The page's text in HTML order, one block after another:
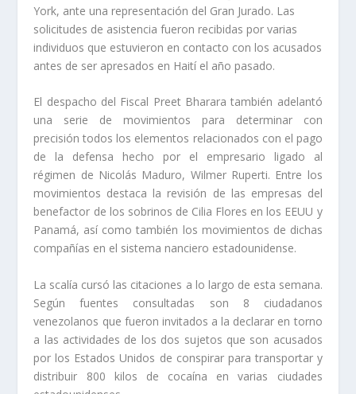
York, ante una representación del Gran Jurado. Las
solicitudes de asistencia fueron recibidas por varias
individuos que estuvieron en contacto con los acusados
antes de ser apresados en Haití el año pasado.
El despacho del Fiscal Preet Bharara también adelantó
una serie de movimientos para determinar con
precisión todos los elementos relacionados con el pago
de la defensa hecho por el empresario ligado al
régimen de Nicolás Maduro, Wilmer Ruperti. Entre los
movimientos destaca la revisión de las empresas del
benefactor de los sobrinos de Cilia Flores en los EEUU y
Panamá, así como también los movimientos de dichas
compañías en el sistema financiero estadounidense.
La fiscalía cursó las citaciones a lo largo de esta semana.
Según fuentes consultadas son 8 ciudadanos
venezolanos que fueron invitados a la declarar en torno
a las actividades de los dos sujetos que son acusados
por los Estados Unidos de conspirar para transportar y
distribuir 800 kilos de cocaína en varias ciudades